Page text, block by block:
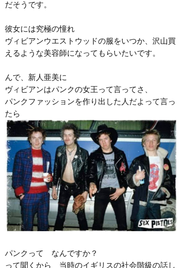
だそうです。
彼女には究極の憧れ
ヴィビアンウエストウッドの服をいつか、沢山買
えるような美容師になってもらいたいです。
んで、新人亜美に
ヴィビアンはパンクの女王って言ってさ、
パンクファッションを作り出した人だよって言っ
たら
パンクって なんですか？
って聞くから 当時のイギリスの社会階級の話し